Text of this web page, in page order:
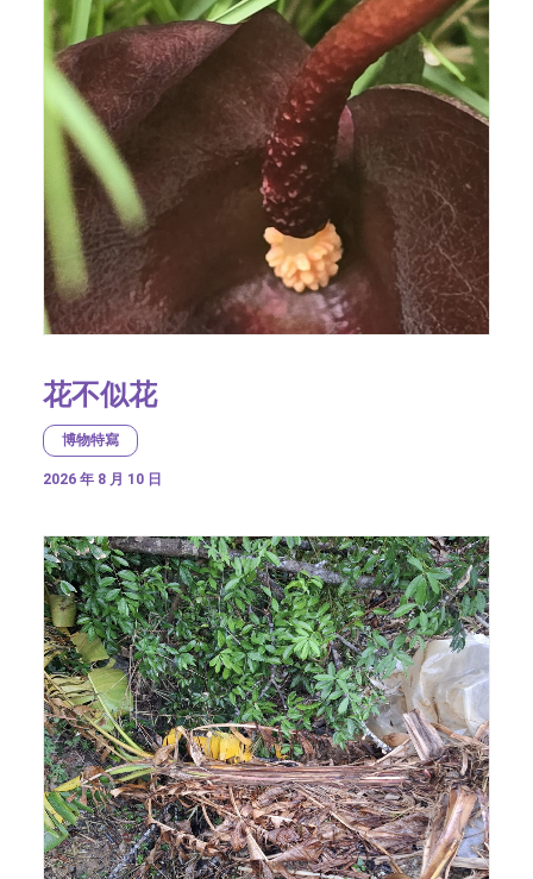
花不似花
博物特寫
2026 年 8 月 10 日